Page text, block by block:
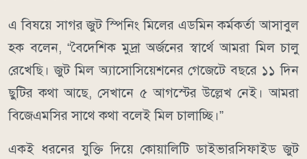
এ বিষয়ে সাগর জুট স্পিনিং মিলের এডমিন কর্মকর্তা আসাবুল
হক বলেন, “বৈদেশিক মুদ্রা অর্জনের স্বার্থে আমরা মিল চালু
রেখেছি। জুট মিল অ্যাসোসিয়েশনের গেজেটে বছরে ১১ দিন
ছুটির কথা আছে, সেখানে ৫ আগস্টের উল্লেখ নেই। আমরা
বিজেএমসির সাথে কথা বলেই মিল চালাচ্ছি।”
একই ধরনের যুক্তি দিয়ে কোয়ালিটি ডাইভারসিফাইড জুট